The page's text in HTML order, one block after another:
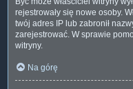
rejestrowały się nowe osoby.
twój adres IP lub zabronił
zarejestrować. W sprawie
witryny.
Na górę